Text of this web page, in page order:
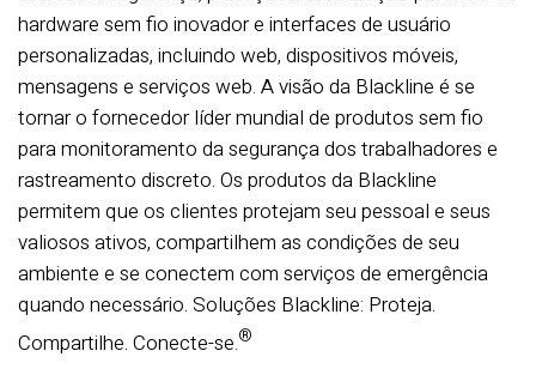
hardware sem fio inovador e interfaces de usuário
personalizadas, incluindo web, dispositivos móveis,
mensagens e serviços web. A visão da Blackline é se
tornar o fornecedor líder mundial de produtos sem fio
para monitoramento da segurança dos trabalhadores e
rastreamento discreto. Os produtos da Blackline
permitem que os clientes protejam seu pessoal e seus
valiosos ativos, compartilhem as condições de seu
ambiente e se conectem com serviços de emergência
quando necessário. Soluções Blackline: Proteja.
Compartilhe. Conecte-se.®